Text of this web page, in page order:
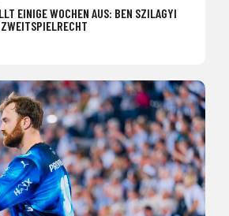
EINIGE WOCHEN AUS: BEN SZILAGYI